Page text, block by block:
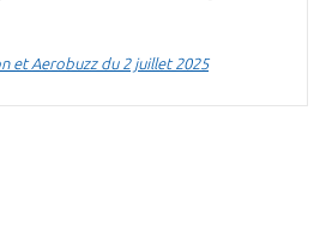
et Aerobuzz du 2 juillet 2025